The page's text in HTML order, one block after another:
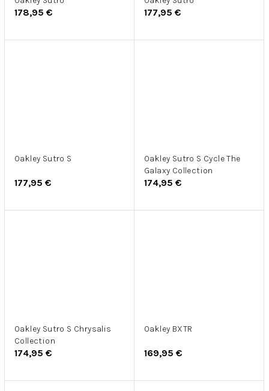
178,95 € 177,95 €
Oakley Sutro S
177,95 €
Oakley Sutro S Cycle The
Galaxy Collection
174,95 €
Oakley Sutro S Chrysalis
Collection
174,95 €
Oakley BXTR
169,95 €